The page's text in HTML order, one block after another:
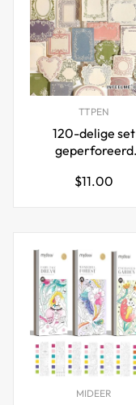
TTPEN
120-delige set
geperforeerd
journaling en
Normale
$11.00
MIDEER